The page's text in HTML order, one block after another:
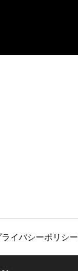
ライバシーポリシー